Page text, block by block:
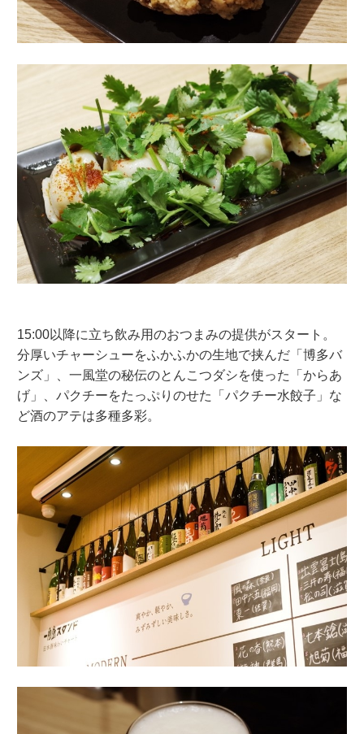
15:00以降に立ち飲み用のおつまみの提供がスタート。
分厚いチャーシューをふかふかの生地で挟んだ「博多バ
ンズ」、一風堂の秘伝のとんこつダシを使った「からあ
げ」、パクチーをたっぷりのせた「パクチー水餃子」な
ど酒のアテは多種多彩。